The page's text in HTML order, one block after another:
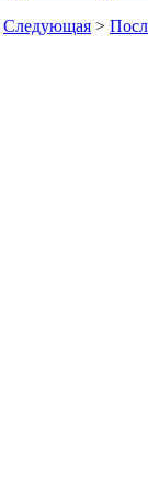
Следующая >